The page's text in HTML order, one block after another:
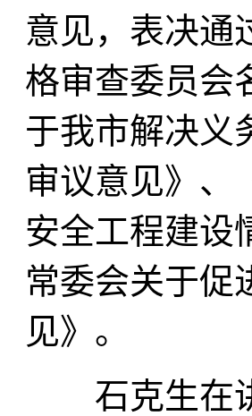
意见，表决通
格审查委员会
于我市解决义
审议意见》、
安全工程建设
常委会关于促
见》。
石克生在讲